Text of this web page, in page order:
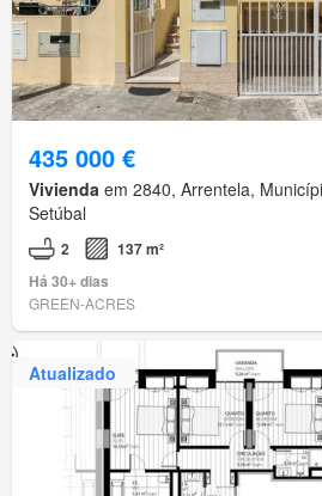
435 000 €
Vivienda em 2840, Arrentela,
Setúbal
2
137 m²
Há 30+ dias
GREEN-ACRES
Atualizado